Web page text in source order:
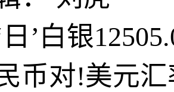
日’白银
币对!美元